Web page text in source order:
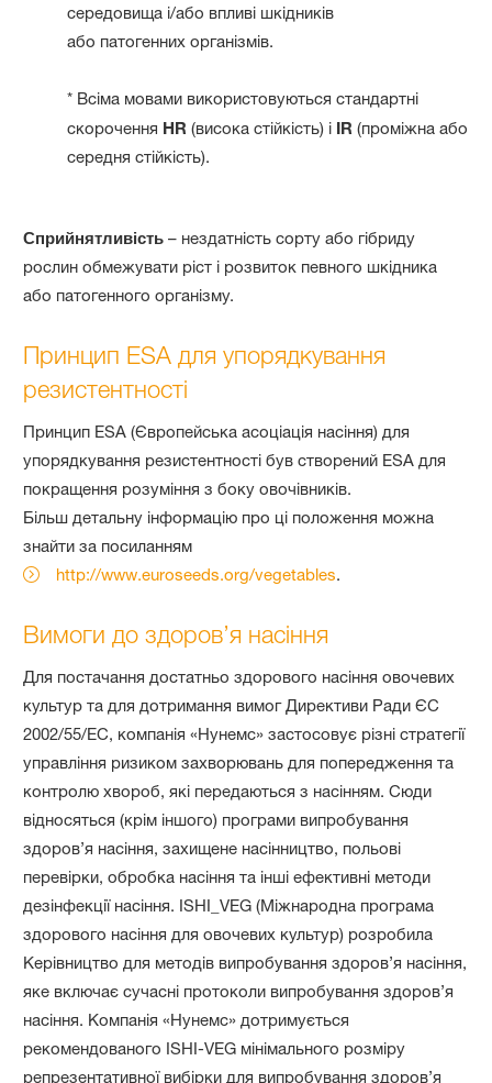
середовища і/або впливі шкідників
або патогенних організмів.
* Всіма мовами використовуються стандартні
скорочення HR(висока стійкість) і IR(проміжна або
середня стійкість).
Сприйнятливість– нездатність сорту або гібриду
рослин обмежувати ріст і розвиток певного шкідника
або патогенного організму.
Принцип ESA для упорядкування
резистентності
Принцип ESA (Європейська асоціація насіння) для
упорядкування резистентності був створений ESA для
покращення розуміння з боку овочівників.
Більш детальну інформацію про ці положення можна
знайти за посиланням
http://www.euroseeds.org/vegetables.
Вимоги до здоров’я насіння
Для постачання достатньо здорового насіння овочевих
культур та для дотримання вимог Директиви Ради ЄС
2002/55/EC, компанія «Нунемс» застосовує різні стратегії
управління ризиком захворювань для попередження та
контролю хвороб, які передаються з насінням. Сюди
відносяться (крім іншого) програми випробування
здоров’я насіння, захищене насінництво, польові
перевірки, обробка насіння та інші ефективні методи
дезінфекції насіння. ISHI_VEG (Міжнародна програма
здорового насіння для овочевих культур) розробила
Керівництво для методів випробування здоров’я насіння,
яке включає сучасні протоколи випробування здоров’я
насіння. Компанія «Нунемс» дотримується
рекомендованого ISHI-VEG мінімального розміру
репрезентативної вибірки для випробування здоров’я